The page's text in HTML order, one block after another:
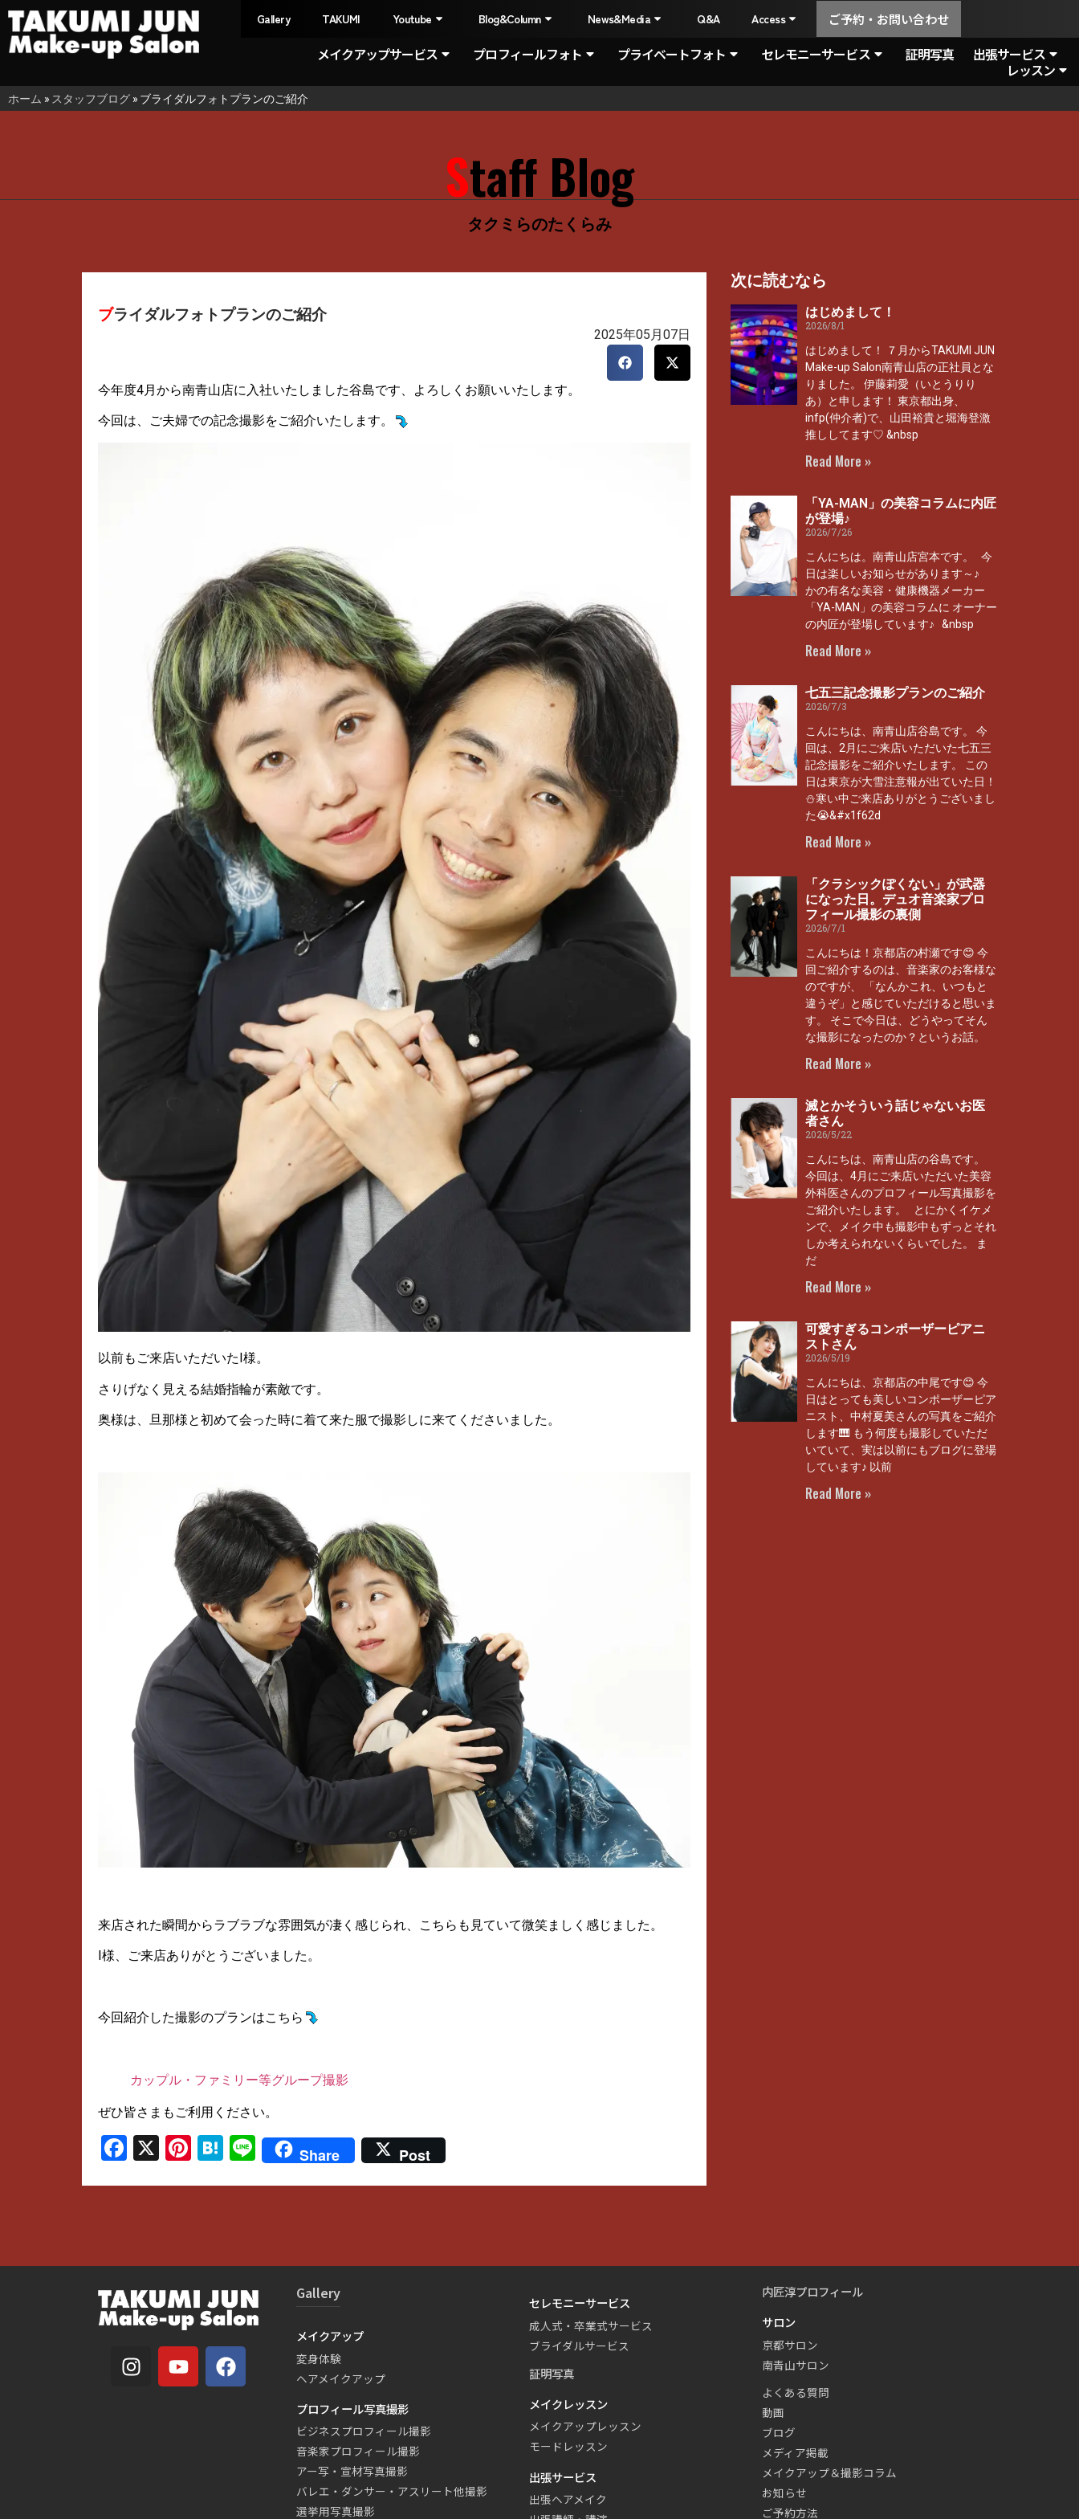
Gallery TAKUMI Youtube Blog&Column News&Media Q&A Access ご予約・お問い合わせ
メイクアップサービス プロフィールフォト プライベートフォト セレモニーサービス 証明写真
出張サービス
レッスン
ホーム » スタッフブログ » ブライダルフォトプランのご紹介
Staff Blog
タクミらのたくらみ
ブライダルフォトプランのご紹介
2025年05月07日
今年度4月から南青山店に入社いたしました谷島です、よろしくお願いいたします。
今回は、ご夫婦での記念撮影をご紹介いたします。
以前もご来店いただいたI様。
さりげなく見える結婚指輪が素敵です。
奥様は、旦那様と初めて会った時に着て来た服で撮影しに来てくださいました。
来店された瞬間からラブラブな雰囲気が凄く感じられ、こちらも見ていて微笑ましく感じました。
I様、ご来店ありがとうございました。
今回紹介した撮影のプランはこちら
カップル・ファミリー等グループ撮影
ぜひ皆さまもご利用ください。
Facebook
X Pinterest
Hatena
LineShare Post
次に読むなら
はじめまして！
2026/8/1
はじめまして！ ７月からTAKUMI JUN
Make-up Salon南青山店の正社員とな
りました。 伊藤莉愛（いとうりり
あ）と申します！ 東京都出身、
infp(仲介者)で、山田裕貴と堀海登激
推ししてます♡ &nbsp
Read More »
「YA-MAN」の美容コラムに内匠
が登場♪
2026/7/26
こんにちは。南青山店宮本です。 今
日は楽しいお知らせがあります～♪
かの有名な美容・健康機器メーカー
「YA-MAN」の美容コラムに オーナー
の内匠が登場しています♪ &nbsp
Read More »
七五三記念撮影プランのご紹介
2026/7/3
こんにちは、南青山店谷島です。 今
回は、2月にご来店いただいた七五三
記念撮影をご紹介いたします。 この
日は東京が大雪注意報が出ていた日！
⛄寒い中ご来店ありがとうございまし
た😭&#x1f62d
Read More »
「クラシックぽくない」が武器
になった日。デュオ音楽家プロ
フィール撮影の裏側
2026/7/1
こんにちは！京都店の村瀬です😊 今
回ご紹介するのは、音楽家のお客様な
のですが、 「なんかこれ、いつもと
違うぞ」と感じていただけると思いま
す。 そこで今日は、どうやってそん
な撮影になったのか？というお話。
Read More »
滅とかそういう話じゃないお医
者さん
2026/5/22
こんにちは、南青山店の谷島です。
今回は、4月にご来店いただいた美容
外科医さんのプロフィール写真撮影を
ご紹介いたします。 とにかくイケメ
ンで、メイク中も撮影中もずっとそれ
しか考えられないくらいでした。 ま
だ
Read More »
可愛すぎるコンポーザーピアニ
ストさん
2026/5/19
こんにちは、京都店の中尾です😊 今
日はとっても美しいコンポーザーピア
ニスト、中村夏美さんの写真をご紹介
します🎹 もう何度も撮影していただ
いていて、実は以前にもブログに登場
しています♪ 以前
Read More »
Gallery
メイクアップ
変身体験
ヘアメイクアップ
プロフィール写真撮影
ビジネスプロフィール撮影
音楽家プロフィール撮影
アー写・宣材写真撮影
バレエ・ダンサー・アスリート他撮影
選挙用写真撮影
セレモニーサービス
成人式・卒業式サービス
ブライダルサービス
証明写真
メイクレッスン
メイクアップレッスン
モードレッスン
出張サービス
出張ヘアメイク
内匠淳プロフィール
サロン
京都サロン
南青山サロン
よくある質問
動画
ブログ
メディア掲載
メイクアップ＆撮影コラム
お知らせ
ご予約方法